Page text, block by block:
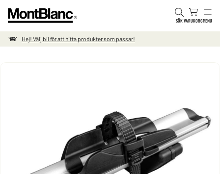
SÖKVARUKORGMENU
Hej! Välj bil för att hitta produkter som passar!